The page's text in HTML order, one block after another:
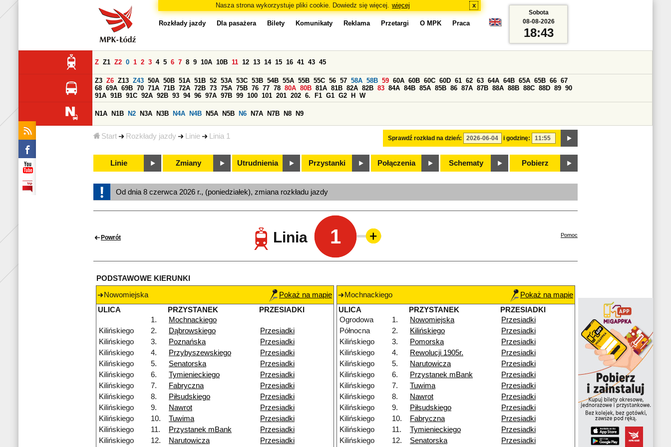
Nasza strona wykorzystuje pliki cookie. Dowiedz się więcej. więcej x
Start Rozkłady jazdy Linie Linia 1
Rozkłady jazdy Dla pasażera Bilety Komunikaty Reklama Przetargi O MPK Praca
Sprawdź rozkład na dzień: i godzinę:
Z Z1 Z2 0 1 2 3 4 5 6 7 8 9 10A 10B 11 12 13 14 15 16 41 43 45
Z3 Z6 Z13 Z43 50A 50B 51A 51B 52 53A 53C 53B 54B 55A 55B 55C 56 57 58A 58B 59 60A 60B 60C 60D 61 62 63 64A 64B 65A 65B 66 67
68 69A 69B 70 71A 71B 72A 72B 73 75A 75B 76 77 78 80A 80B 81A 81B 82A 82B 83 84A 84B 85A 85B 86 87A 87B 88A 88B 88C 88D 89 90
91A 91B 91C 92A 92B 93 94 96 97A 97B 99 100 101 201 202 6. F1 G1 G2 H W
N1A N1B N2 N3A N3B N4A N4B N5A N5B N6 N7A N7B N8 N9
Linie Zmiany Utrudnienia Przystanki Połączenia Schematy Pobierz
Sobota
08-08-2026
18:43
Od dnia 8 czerwca 2026 r., (poniedziałek), zmiana rozkładu jazdy
Powrót Linia 1 Pomoc
PODSTAWOWE KIERUNKI
Nowomiejska
Pokaż na mapie
ULICA
PRZYSTANEK
PRZESIADKI
1.
Mochnackiego
Kilińskiego
2. Dąbrowskiego
Przesiadki
Kilińskiego
3. Poznańska
Przesiadki
Kilińskiego
4. Przybyszewskiego
Przesiadki
Kilińskiego
5. Senatorska
Przesiadki
Kilińskiego
6. Tymienieckiego
Przesiadki
Kilińskiego
7. Fabryczna
Przesiadki
Kilińskiego
8. Piłsudskiego
Przesiadki
Kilińskiego
9. Nawrot
Przesiadki
Kilińskiego
10. Tuwima
Przesiadki
Kilińskiego
11. Przystanek mBank
Przesiadki
Kilińskiego
12. Narutowicza Przesiadki
Mochnackiego
Pokaż na mapie
ULICA
PRZYSTANEK
PRZESIADKI
Ogrodowa
1. Nowomiejska
Przesiadki
Północna
2. Kilińskiego
Przesiadki
Kilińskiego
3. Pomorska
Przesiadki
Kilińskiego
4. Rewolucji 1905r.
Przesiadki
Kilińskiego
5. Narutowicza
Przesiadki
Kilińskiego
6. Przystanek mBank
Przesiadki
Kilińskiego
7. Tuwima
Przesiadki
Kilińskiego
8. Nawrot
Przesiadki
Kilińskiego
9. Piłsudskiego
Przesiadki
Kilińskiego
10. Fabryczna
Przesiadki
Kilińskiego
11. Tymienieckiego
Przesiadki
Kilińskiego
12. Senatorska Przesiadki